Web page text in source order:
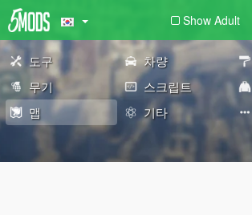
Show Adult
도구 차량
무기
스크립트
맵
기타